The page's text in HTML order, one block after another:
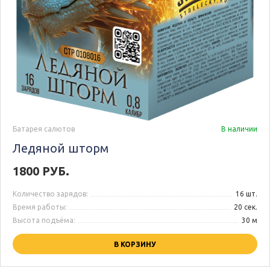
Батарея салютов В наличии
Ледяной шторм
1800 РУБ.
Количество зарядов:
16 шт.
Время работы:
20 сек.
Высота подъёма:
30 м
В КОРЗИНУ